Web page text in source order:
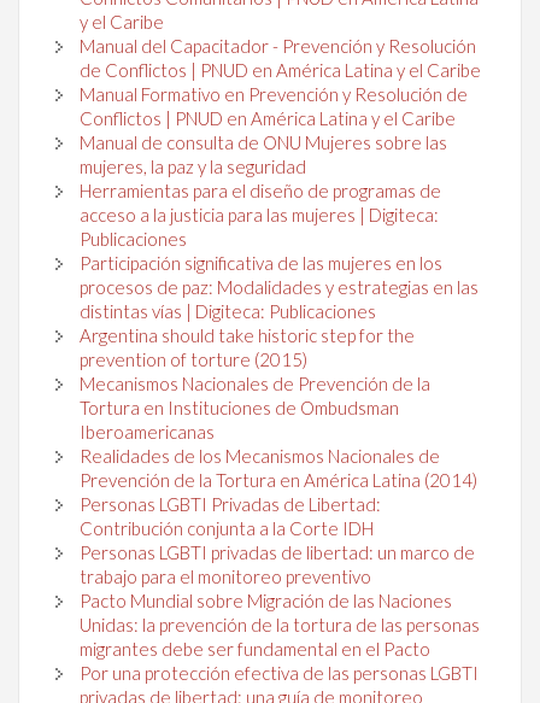
y el Caribe
Manual del Capacitador - Prevención y Resolución
de Conflictos | PNUD en América Latina y el Caribe
Manual Formativo en Prevención y Resolución de
Conflictos | PNUD en América Latina y el Caribe
Manual de consulta de ONU Mujeres sobre las
mujeres, la paz y la seguridad
Herramientas para el diseño de programas de
acceso a la justicia para las mujeres | Digiteca:
Publicaciones
Participación significativa de las mujeres en los
procesos de paz: Modalidades y estrategias en las
distintas vías | Digiteca: Publicaciones
Argentina should take historic step for the
prevention of torture (2015)
Mecanismos Nacionales de Prevención de la
Tortura en Instituciones de Ombudsman
Iberoamericanas
Realidades de los Mecanismos Nacionales de
Prevención de la Tortura en América Latina (2014)
Personas LGBTI Privadas de Libertad:
Contribución conjunta a la Corte IDH
Personas LGBTI privadas de libertad: un marco de
trabajo para el monitoreo preventivo
Pacto Mundial sobre Migración de las Naciones
Unidas: la prevención de la tortura de las personas
migrantes debe ser fundamental en el Pacto
Por una protección efectiva de las personas LGBTI
privadas de libertad: una guía de monitoreo